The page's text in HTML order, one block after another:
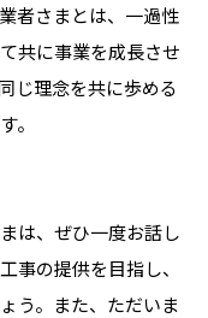
者さまとは、一過性
共に事業を成長させ
じ理念を共に歩める
。
は、ぜひ一度お話し
事の提供を目指し、
う。また、ただいま